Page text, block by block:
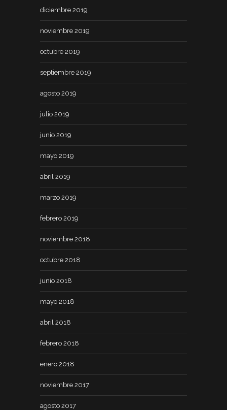
diciembre 2019
noviembre 2019
octubre 2019
septiembre 2019
agosto 2019
julio 2019
junio 2019
mayo 2019
abril 2019
marzo 2019
febrero 2019
noviembre 2018
octubre 2018
junio 2018
mayo 2018
abril 2018
febrero 2018
enero 2018
noviembre 2017
agosto 2017